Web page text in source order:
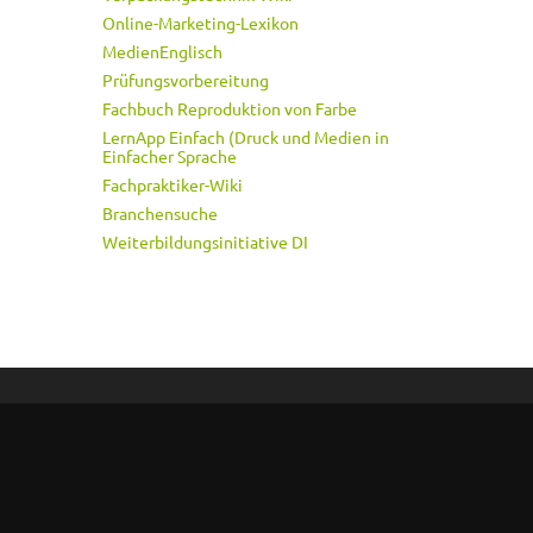
Online-Marketing-Lexikon
MedienEnglisch
Prüfungsvorbereitung
Fachbuch Reproduktion von Farbe
LernApp Einfach (Druck und Medien in
Einfacher Sprache
Fachpraktiker-Wiki
Branchensuche
Weiterbildungsinitiative DI